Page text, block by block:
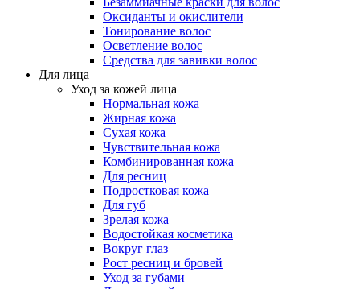
Оксиданты и окислители
Тонирование волос
Осветление волос
Средства для завивки волос
Для лица
Уход за кожей лица
Нормальная кожа
Жирная кожа
Сухая кожа
Чувствительная кожа
Комбинированная кожа
Для ресниц
Подростковая кожа
Для губ
Зрелая кожа
Водостойкая косметика
Вокруг глаз
Рост ресниц и бровей
Уход за губами